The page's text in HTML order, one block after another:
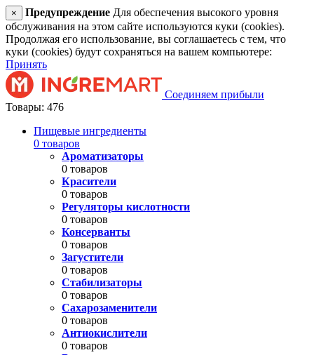
× Предупреждение Для обеспечения высокого уровня
обслуживания на этом сайте используются куки (cookies).
Продолжая его использование, вы соглашаетесь с тем, что
куки (cookies) будут сохраняться на вашем компьютере:
Принять
Соединяем прибыли
Товары: 476
Пищевые ингредиенты
0 товаров
Ароматизаторы
0 товаров
Красители
0 товаров
Регуляторы кислотности
0 товаров
Консерванты
0 товаров
Загустители
0 товаров
Стабилизаторы
0 товаров
Сахарозаменители
0 товаров
Антиокислители
0 товаров